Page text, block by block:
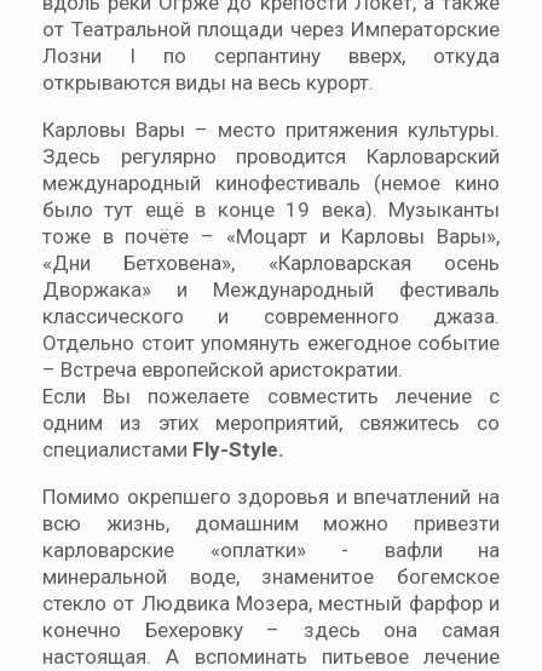
от Театральной площади через Императорские
Лозни I по серпантину вверх, откуда
открываются виды на весь курорт.
Карловы Вары – место притяжения культуры.
Здесь регулярно проводится Карловарский
международный кинофестиваль (немое кино
было тут ещё в конце 19 века). Музыканты
тоже в почёте – «Моцарт и Карловы Вары»,
«Дни Бетховена», «Карловарская осень
Дворжака» и Международный фестиваль
классического и современного джаза.
Отдельно стоит упомянуть ежегодное событие
– Встреча европейской аристократии.
Если Вы пожелаете совместить лечение с
одним из этих мероприятий, свяжитесь со
специалистами Fly-Style.
Помимо окрепшего здоровья и впечатлений на
всю жизнь, домашним можно привезти
карловарские «оплатки» - вафли на
минеральной воде, знаменитое богемское
стекло от Людвика Мозера, местный фарфор и
конечно Бехеровку – здесь она самая
настоящая. А вспоминать питьевое лечение